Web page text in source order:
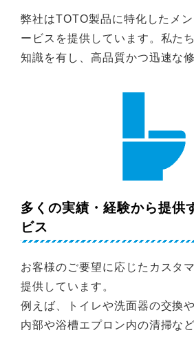
弊社はTOTO製品に特化したメ
ービスを提供しています。私た
知識を有し、高品質かつ迅速な
多くの実績・経験から提供
ビス
お客様のご要望に応じたカスタ
提供しています。
例えば、トイレや洗面器の交換
内部や浴槽エプロン内の清掃な